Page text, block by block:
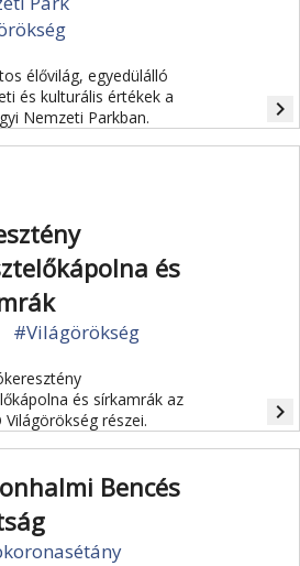
élővilág, egyedülálló
és kulturális értékek a
Nemzeti Parkban.
navigate_next
és
#Világörökség
és sírkamrák az
Világörökség részei.
navigate_next
Bencés